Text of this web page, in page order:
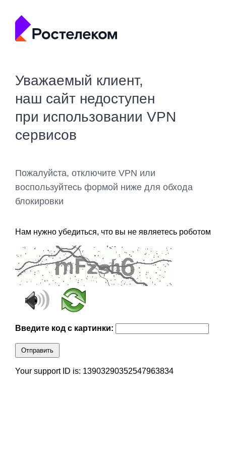
Уважаемый клиент,
наш сайт недоступен
при использовании VPN
сервисов
Пожалуйста, отключите VPN или
воспользуйтесь формой ниже для обхода
блокировки
Нам нужно убедиться, что вы не являетесь роботом
Введите код с картинки:
Отправить
Your support ID is: 13903290352547963834